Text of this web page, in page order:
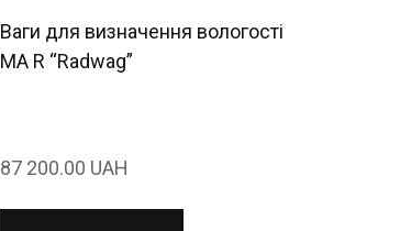
Ваги для визначення вологості
MA R “Radwag”
87 200.00 UAH